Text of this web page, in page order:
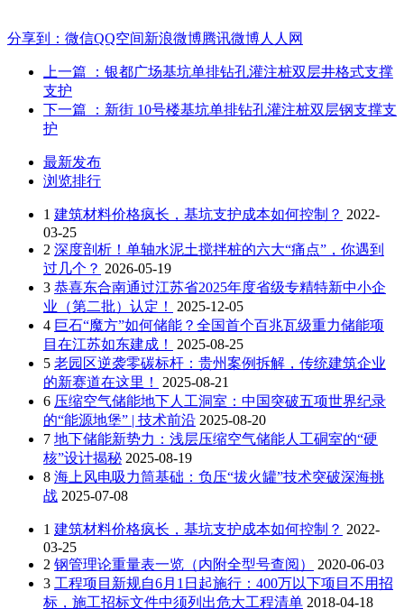
分享到： 微信QQ空间新浪微博腾讯微博人人网
上一篇
：银都广场基坑单排钻孔灌注桩双层井格式支撑
支护
下一篇
：新街 10号楼基坑单排钻孔灌注桩双层钢支撑支
护
最新发布
浏览排行
1 建筑材料价格疯长，基坑支护成本如何控制？ 2022-
03-25
2 深度剖析！单轴水泥土搅拌桩的六大“痛点”，你遇到
过几个？ 2026-05-19
3 恭喜东合南通过江苏省2025年度省级专精特新中小企
业（第二批）认定！
2025-12-05
4 巨石“魔方”如何储能？全国首个百兆瓦级重力储能项
目在江苏如东建成！
2025-08-25
5 老园区逆袭零碳标杆：贵州案例拆解，传统建筑企业
的新赛道在这里！
2025-08-21
6 压缩空气储能地下人工洞室：中国突破五项世界纪录
的“能源地堡” | 技术前沿 2025-08-20
7 地下储能新势力：浅层压缩空气储能人工硐室的“硬
核”设计揭秘 2025-08-19
8 海上风电吸力筒基础：负压“拔火罐”技术突破深海挑
战 2025-07-08
1 建筑材料价格疯长，基坑支护成本如何控制？ 2022-
03-25
2 钢管理论重量表一览（内附全型号查阅）
2020-06-03
3 工程项目新规自6月1日起施行：400万以下项目不用招
标，施工招标文件中须列出危大工程清单 2018-04-18